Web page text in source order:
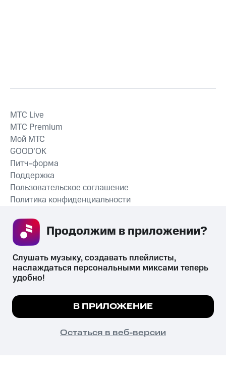
СКАЧАТЬ ПРИЛОЖЕНИЕ
MTС Live
MTС Premium
Мой МТС
GOOD’OK
Питч-форма
Поддержка
Пользовательское соглашение
Политика конфиденциальности
психотропных веществ, их аналогов причиняет вред здоровью,
их незаконный оборот запрещён и влечёт установленную
законодательством ответственность.
© 2026 ООО «КИОН».
Все права защищены
Мы используем куки, чтобы на сайте все
Подробнее
ПОНЯТНО
Слушать музыку, создавать плейлисты,
наслаждаться персональными миксами теперь
удобно!
В ПРИЛОЖЕНИЕ
Остаться в веб-версии